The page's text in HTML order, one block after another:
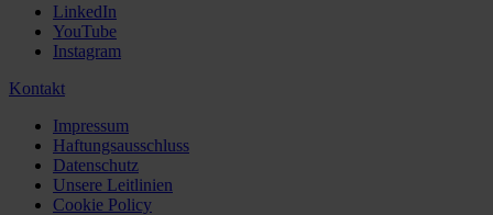
LinkedIn
YouTube
Instagram
Kontakt
Impressum
Haftungsausschluss
Datenschutz
Unsere Leitlinien
Cookie Policy